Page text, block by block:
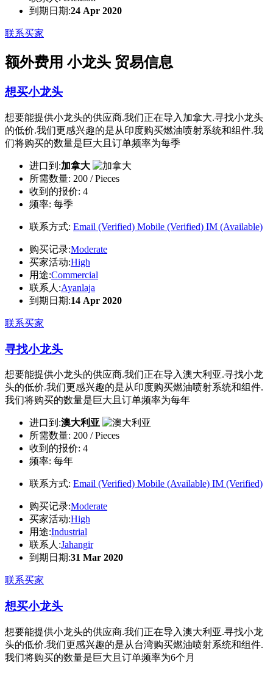
到期日期:24 Apr 2020
联系买家
额外费用 小龙头 贸易信息
想买小龙头
想要能提供小龙头的供应商.我们正在导入加拿大.寻找小龙头
的低价.我们更感兴趣的是从印度购买燃油喷射系统和组件.我
们将购买的数量是巨大且订单频率为每季
进口到:加拿大
所需数量: 200 / Pieces
收到的报价: 4
频率: 每季
联系方式: Email (Verified) Mobile (Verified) IM (Available)
购买记录:Moderate
买家活动:High
用途:Commercial
联系人:Ayanlaja
到期日期:14 Apr 2020
联系买家
寻找小龙头
想要能提供小龙头的供应商.我们正在导入澳大利亚.寻找小龙
头的低价.我们更感兴趣的是从印度购买燃油喷射系统和组件.
我们将购买的数量是巨大且订单频率为每年
进口到:澳大利亚
所需数量: 200 / Pieces
收到的报价: 4
频率: 每年
联系方式: Email (Verified) Mobile (Available) IM (Verified)
购买记录:Moderate
买家活动:High
用途:Industrial
联系人:Jahangir
到期日期:31 Mar 2020
联系买家
想买小龙头
想要能提供小龙头的供应商.我们正在导入澳大利亚.寻找小龙
头的低价.我们更感兴趣的是从台湾购买燃油喷射系统和组件.
我们将购买的数量是巨大且订单频率为6个月